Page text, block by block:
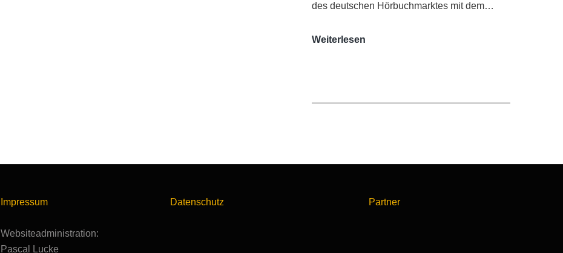
des deutschen Hörbuchmarktes mit dem…
Weiterlesen
Ausgezeichnete
Impressum
Websiteadministration:
Pascal Lucke
Datenschutz Partner